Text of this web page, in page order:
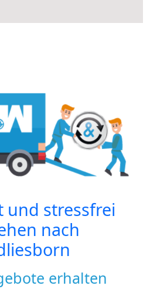
und stressfrei
nach
erhalten